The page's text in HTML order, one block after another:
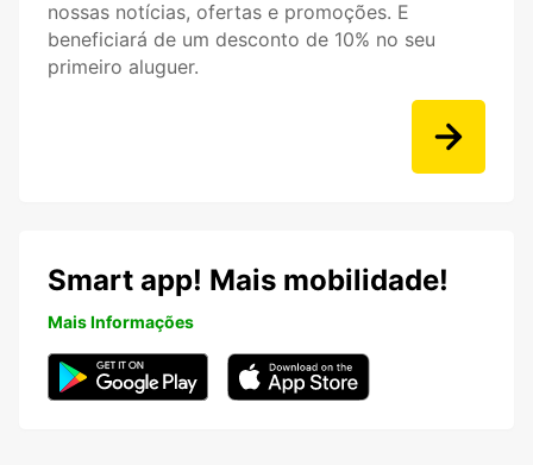
nossas notícias, ofertas e promoções. E
beneficiará de um desconto de 10% no seu
primeiro aluguer.
Smart app! Mais mobilidade!
Mais Informações